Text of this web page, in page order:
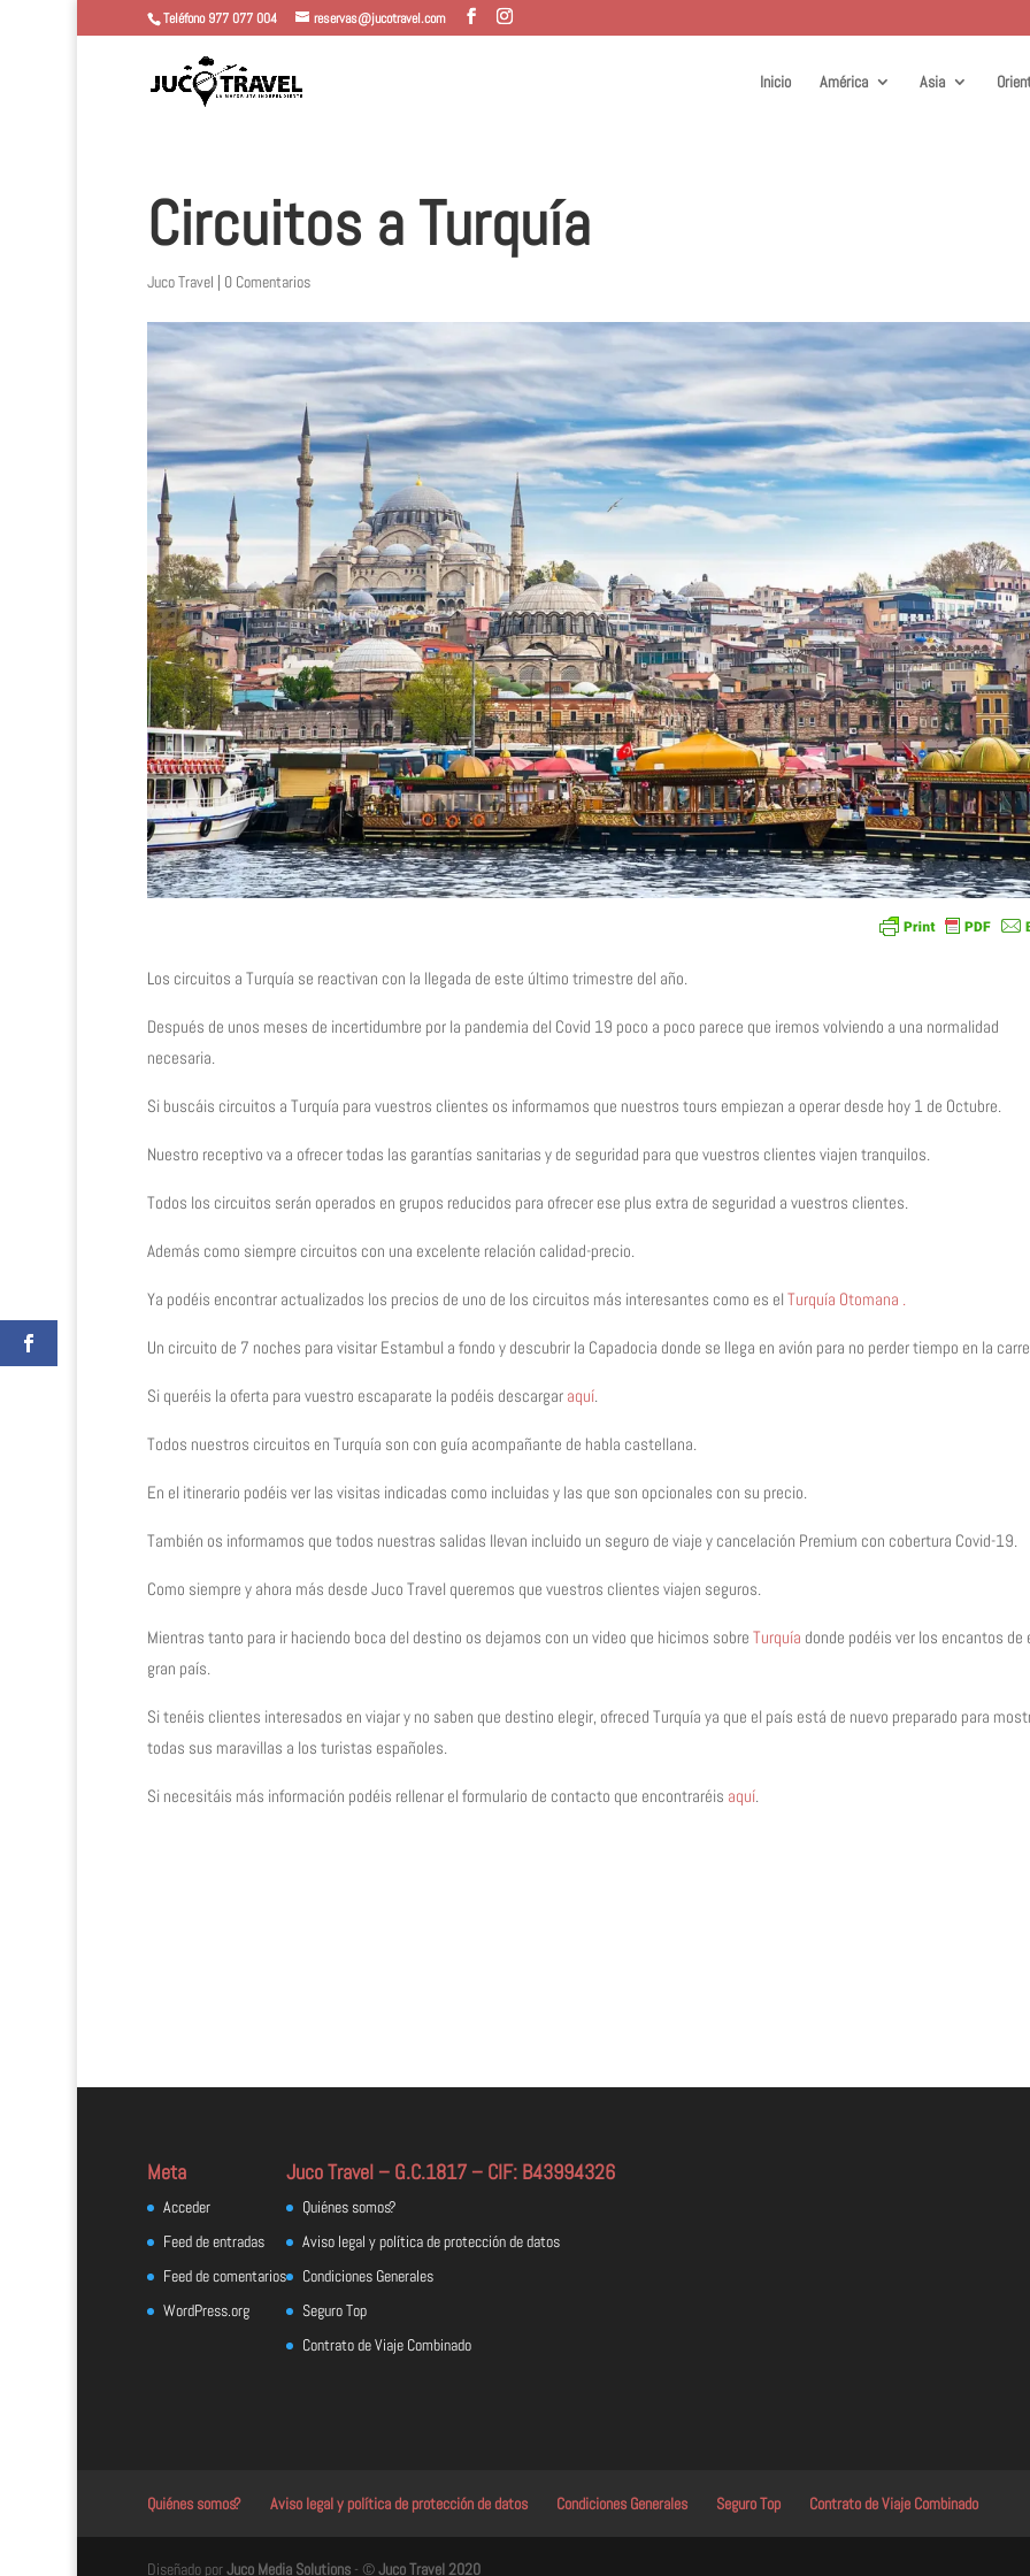
Teléfono 977 077 004 reservas@jucotravel.com
Inicio América Asia
Circuitos a Turquía
Juco Travel | 0 Comentarios
Los circuitos a Turquía se reactivan con la llegada de este último trimestre del año.
Después de unos meses de incertidumbre por la pandemia del Covid 19 poco a poco parece que iremos volviendo a una normalidad
necesaria.
Si buscáis circuitos a Turquía para vuestros clientes os informamos que nuestros tours empiezan a operar desde hoy 1 de Octubre.
Nuestro receptivo va a ofrecer todas las garantías sanitarias y de seguridad para que vuestros clientes viajen tranquilos.
Todos los circuitos serán operados en grupos reducidos para ofrecer ese plus extra de seguridad a vuestros clientes.
Además como siempre circuitos con una excelente relación calidad-precio.
Ya podéis encontrar actualizados los precios de uno de los circuitos más interesantes como es el Turquía Otomana .
Un circuito de 7 noches para visitar Estambul a fondo y descubrir la Capadocia donde se llega en avión para no perder tiempo en la
Si queréis la oferta para vuestro escaparate la podéis descargar aquí.
Todos nuestros circuitos en Turquía son con guía acompañante de habla castellana.
En el itinerario podéis ver las visitas indicadas como incluidas y las que son opcionales con su precio.
También os informamos que todos nuestras salidas llevan incluido un seguro de viaje y cancelación Premium con cobertura Covid-19.
Como siempre y ahora más desde Juco Travel queremos que vuestros clientes viajen seguros.
Mientras tanto para ir haciendo boca del destino os dejamos con un video que hicimos sobre Turquía donde podéis ver los encantos de
gran país.
Si tenéis clientes interesados en viajar y no saben que destino elegir, ofreced Turquía ya que el país está de nuevo preparado para
todas sus maravillas a los turistas españoles.
Si necesitáis más información podéis rellenar el formulario de contacto que encontraréis aquí.
Meta
Acceder
Feed de entradas
Feed de comentarios
WordPress.org
Juco Travel – G.C.1817 – CIF: B43994326
Quiénes somos?
Aviso legal y política de protección de datos
Condiciones Generales
Seguro Top
Contrato de Viaje Combinado
Quiénes somos? Aviso legal y política de protección de datos Condiciones Generales Seguro Top Contrato de Viaje Combinado
Diseñado porJuco Media Solutions- ©Juco Travel 2020